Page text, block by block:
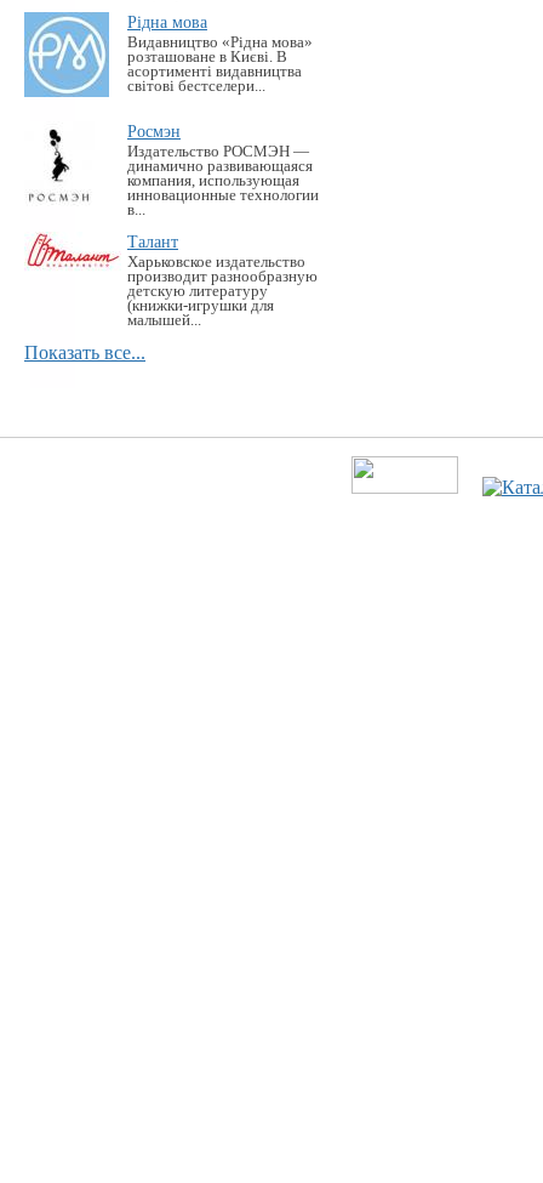
Рідна мова
Видавництво «Рідна мова»
розташоване в Києві. В
асортименті видавництва
світові бестселери...
Росмэн
Издательство РОСМЭН —
динамично развивающаяся
компания, использующая
инновационные технологии
в...
Талант
Харьковское издательство
производит разнообразную
детскую литературу
(книжки-игрушки для
малышей...
Показать все...